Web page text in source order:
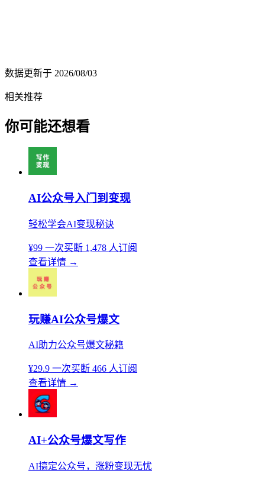
数据更新于 2026/08/03
相关推荐
你可能还想看
AI公众号入门到变现
轻松学会AI变现秘诀
¥99 一次买断 1,478 人订阅
查看详情 →
玩赚AI公众号爆文
AI助力公众号爆文秘籍
¥29.9 一次买断 466 人订阅
查看详情 →
AI+公众号爆文写作
AI搞定公众号，涨粉变现无忧